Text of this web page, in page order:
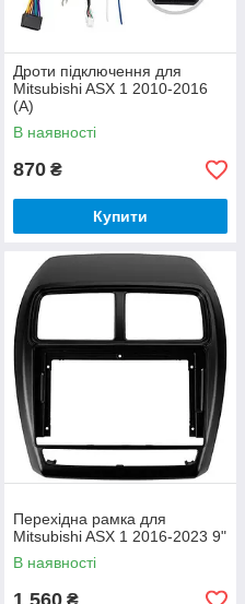
Дроти підключення для
Mitsubishi ASX 1 2010-2016
(A)
В наявності
870 ₴
Купити
Перехідна рамка для
Mitsubishi ASX 1 2016-2023 9"
В наявності